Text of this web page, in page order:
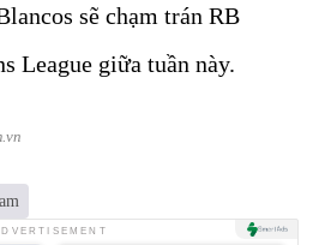
sẽ chạm trán RB
League giữa tuần này.